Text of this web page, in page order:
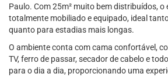
Paulo. Com 25m² muito bem distribuídos, o
totalmente mobiliado e equipado, ideal
quanto para estadias mais longas.
O ambiente conta com cama confortável,
TV, ferro de passar, secador de cabelo e
para o dia a dia, proporcionando uma